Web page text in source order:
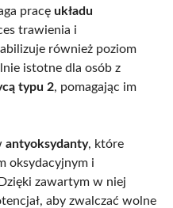
pracę układu
trawienia i
również poziom
istotne dla osób z
typu 2, pomagając im
antyoksydanty, które
oksydacyjnym i
zawartym w niej
aby zwalczać wolne